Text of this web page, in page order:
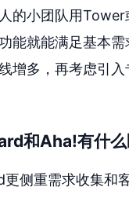
的小团队用
能就能满足基本
增多，再考虑引
和Aha!有什么
侧重需求收集和